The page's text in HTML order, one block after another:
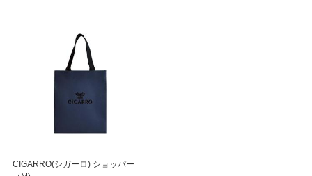
CIGARRO(シガーロ) ショッパー